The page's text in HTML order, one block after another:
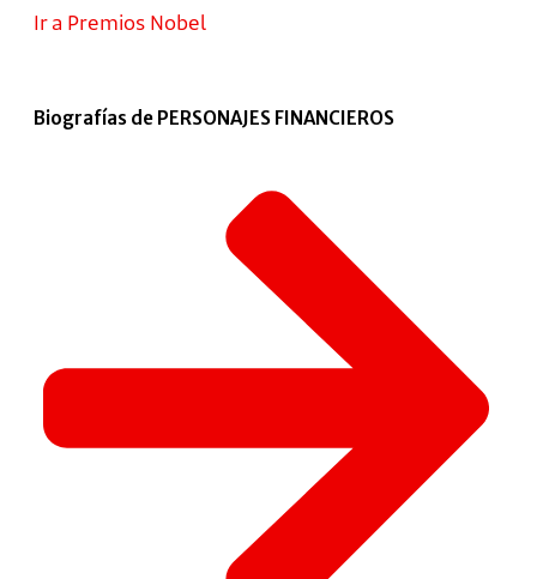
Ir a Premios Nobel
Biografías de PERSONAJES FINANCIEROS